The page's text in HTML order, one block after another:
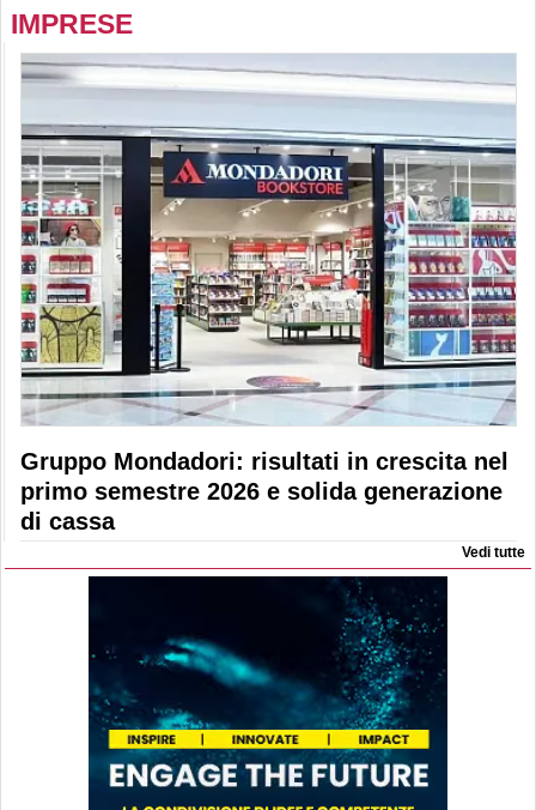
IMPRESE
Gruppo Mondadori: risultati in crescita nel
primo semestre 2026 e solida generazione
di cassa
Vedi tutte